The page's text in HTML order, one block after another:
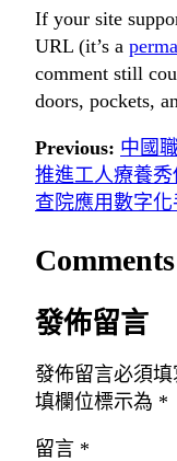
If your site
URL (it’s a
comment still
doors, pockets,
Previous: 中國
推進工人療養
查院應用數字
Comments
發佈留言
發佈留言必須填
填欄位標示為 *
留言 *